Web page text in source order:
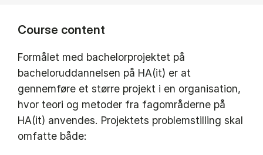
Course content
Formålet med bachelorprojektet på
bacheloruddan­nelsen på HA(it) er at
gennemføre et større projekt i en organisation,
hvor teori og metoder fra fagområderne på
HA(it) anvendes. Projektets problemstilling skal
omfatte både: